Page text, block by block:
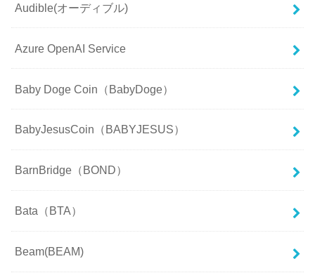
Audible(オーディブル)
Azure OpenAI Service
Baby Doge Coin（BabyDoge）
BabyJesusCoin（BABYJESUS）
BarnBridge（BOND）
Bata（BTA）
Beam(BEAM)